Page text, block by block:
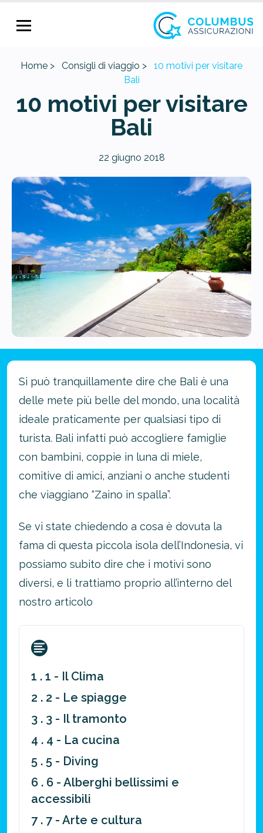
Home > Consigli di viaggio >
10 motivi per visitare
Bali
10 motivi per visitare
Bali
22 giugno 2018
Si può tranquillamente dire che Bali è una
delle mete più belle del mondo, una località
ideale praticamente per qualsiasi tipo di
turista. Bali infatti può accogliere famiglie
con bambini, coppie in luna di miele,
comitive di amici, anziani o anche studenti
che viaggiano “Zaino in spalla”.
Se vi state chiedendo a cosa è dovuta la
fama di questa piccola isola dell’Indonesia, vi
possiamo subito dire che i motivi sono
diversi, e li trattiamo proprio all’interno del
nostro articolo
1 . 1 - Il Clima
2 . 2 - Le spiagge
3 . 3 - Il tramonto
4 . 4 - La cucina
5 . 5 - Diving
6 . 6 - Alberghi bellissimi e
accessibili
7 . 7 - Arte e cultura